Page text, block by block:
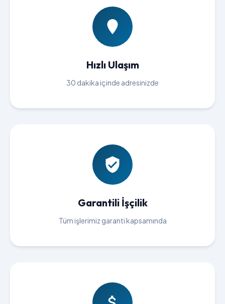
Hızlı Ulaşım
30 dakika içinde adresinizde
Garantili İşçilik
Tüm işlerimiz garanti kapsamında